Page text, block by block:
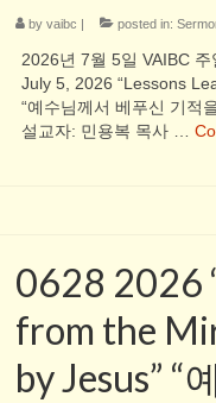
by vaibc | posted in:
2026년 7월 5일 VAIBC
July 5, 2026 “Lessons
“예수님께서 베푸신 기적
설교자: 민용복 목사 …
0628 2026
from the
by Jesus”